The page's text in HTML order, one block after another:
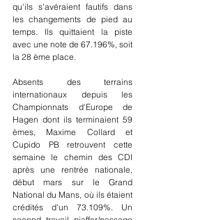
qu'ils s'avéraient fautifs dans
les changements de pied au
temps. Ils quittaient la piste
avec une note de 67.196%, soit
la 28 ème place.
Absents des terrains
internationaux depuis les
Championnats d'Europe de
Hagen dont ils terminaient 59
èmes, Maxime Collard et
Cupido PB retrouvent cette
semaine le chemin des CDI
après une rentrée nationale,
début mars sur le Grand
National du Mans, où ils étaient
crédités d'un 73.109%. Un